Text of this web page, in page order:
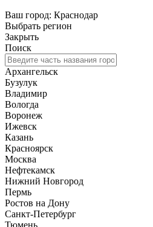
Ваш город: Краснодар
Выбрать регион
Закрыть
Поиск
Архангельск
Бузулук
Владимир
Вологда
Воронеж
Ижевск
Казань
Красноярск
Москва
Нефтекамск
Нижний Новгород
Пермь
Ростов на Дону
Санкт-Петербург
Тюмень